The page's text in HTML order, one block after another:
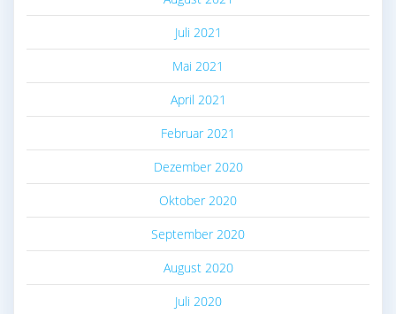
Juli 2021
Mai 2021
April 2021
Februar 2021
Dezember 2020
Oktober 2020
September 2020
August 2020
Juli 2020